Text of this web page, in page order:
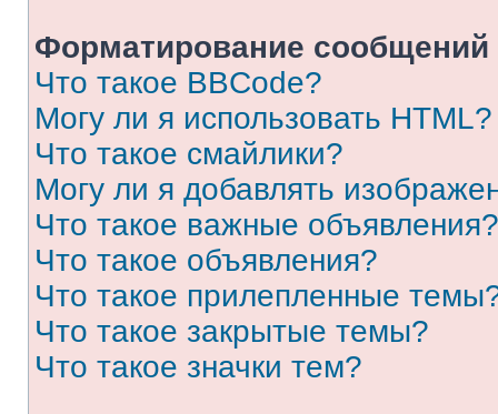
Форматирование
Что такое BBCode?
Могу ли я использовать HTML?
Что такое смайлики?
Могу ли я добавлять
Что такое важные объявления?
Что такое объявления?
Что такое прилепленные
Что такое закрытые темы?
Что такое значки тем?